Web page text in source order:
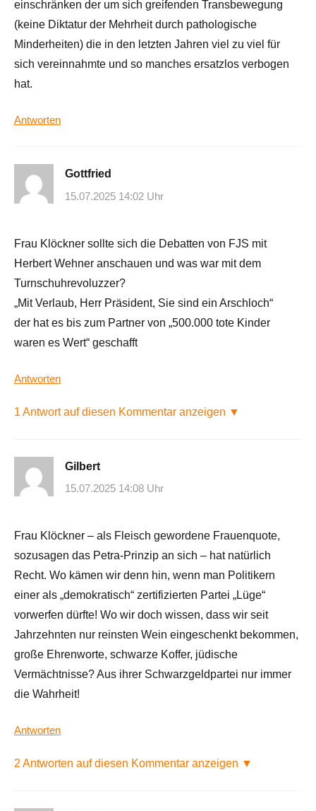
einschränken der um sich greifenden Transbewegung
(keine Diktatur der Mehrheit durch pathologische
Minderheiten) die in den letzten Jahren viel zu viel für
sich vereinnahmte und so manches ersatzlos verbogen
hat.
Antworten
Gottfried
15.07.2025 14:02 Uhr
Frau Klöckner sollte sich die Debatten von FJS mit
Herbert Wehner anschauen und was war mit dem
Turnschuhrevoluzzer?
„Mit Verlaub, Herr Präsident, Sie sind ein Arschloch“
der hat es bis zum Partner von „500.000 tote Kinder
waren es Wert“ geschafft
Antworten
1 Antwort auf diesen Kommentar anzeigen ▼
Gilbert
15.07.2025 14:08 Uhr
Frau Klöckner – als Fleisch gewordene Frauenquote,
sozusagen das Petra-Prinzip an sich – hat natürlich
Recht. Wo kämen wir denn hin, wenn man Politikern
einer als „demokratisch“ zertifizierten Partei „Lüge“
vorwerfen dürfte! Wo wir doch wissen, dass wir seit
Jahrzehnten nur reinsten Wein eingeschenkt bekommen,
große Ehrenworte, schwarze Koffer, jüdische
Vermächtnisse? Aus ihrer Schwarzgeldpartei nur immer
die Wahrheit!
Antworten
2 Antworten auf diesen Kommentar anzeigen ▼